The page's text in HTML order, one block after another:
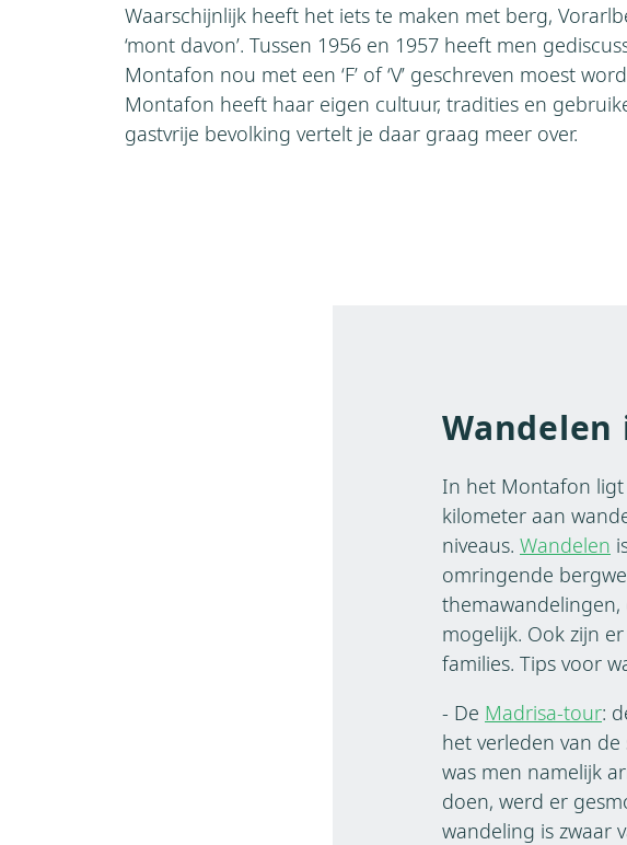
Waarschijnlijk heeft het iets te maken met berg,
‘mont davon’. Tussen 1956 en 1957 heeft men
Montafon nou met een ‘F’ of ‘V’ geschreven moest
Montafon heeft haar eigen cultuur, tradities en
gastvrije bevolking vertelt je daar graag meer over.
In het Montafon
kilometer aan
niveaus. Wandelen
omringende
mogelijk. Ook zijn
families. Tips voor
- De Madrisa-tour:
het verleden van
was men namelijk
doen, werd er
wandeling is zwaar